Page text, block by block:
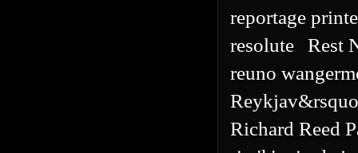
reportage
resolute
Rest
reuno
Richard Reed